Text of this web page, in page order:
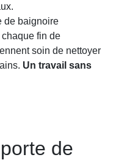
de baignoire
chaque fin de
soin de nettoyer
Un travail sans
de